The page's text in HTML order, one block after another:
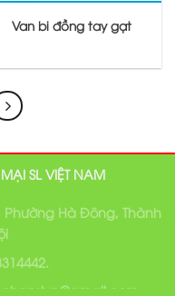
Van bi đồng tay gạt
SL VIỆT NAM
Phường Hà Đông, Thành
chanslvn@gmail.com